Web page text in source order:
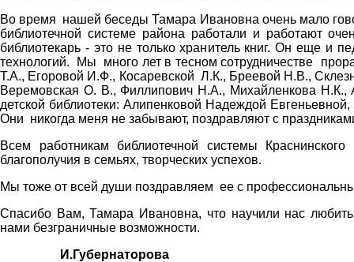
Во время нашей беседы Тамара Ивановна очень мало
библиотечной системе района работали и работают
библиотекарь - это не только хранитель книг. Он еще и
технологий. Мы много лет в тесном сотрудничестве
Т.А., Егоровой И.Ф., Косаревской Л.К., Бреевой Н.В.,
Веремовская О. В., Филлипович Н.А., Михайленкова
детской библиотеки: Алипенковой Надеждой
Они никогда меня не забывают, поздравляют с
Всем работникам библиотечной системы
благополучия в семьях, творческих успехов.
Мы тоже от всей души поздравляем ее с
Спасибо Вам, Тамара Ивановна, что научили нас
нами безграничные возможности.
И.Губернаторова